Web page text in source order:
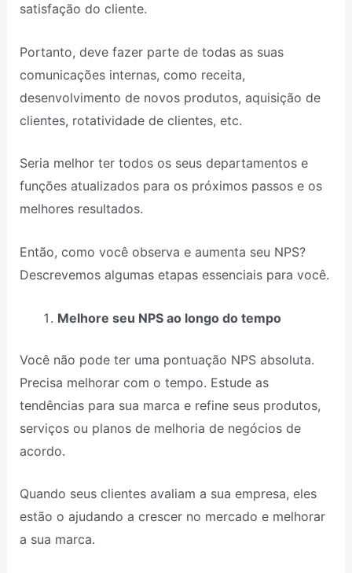
satisfação do cliente.
Portanto, deve fazer parte de todas as suas
comunicações internas, como receita,
desenvolvimento de novos produtos, aquisição de
clientes, rotatividade de clientes, etc.
Seria melhor ter todos os seus departamentos e
funções atualizados para os próximos passos e os
melhores resultados.
Então, como você observa e aumenta seu NPS?
Descrevemos algumas etapas essenciais para você.
Melhore seu NPS ao longo do tempo
Você não pode ter uma pontuação NPS absoluta.
Precisa melhorar com o tempo. Estude as
tendências para sua marca e refine seus produtos,
serviços ou planos de melhoria de negócios de
acordo.
Quando seus clientes avaliam a sua empresa, eles
estão o ajudando a crescer no mercado e melhorar
a sua marca.